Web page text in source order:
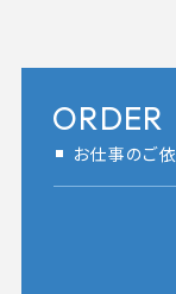
ORDER
お仕事のご